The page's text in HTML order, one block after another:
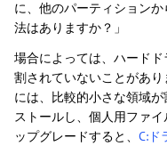
に、他のパーティション
法はありますか？」
場合によっては、ハード
割されていないことがあ
には、比較的小さな領域
ストールし、個人用ファ
ップグレードすると、 C:ド